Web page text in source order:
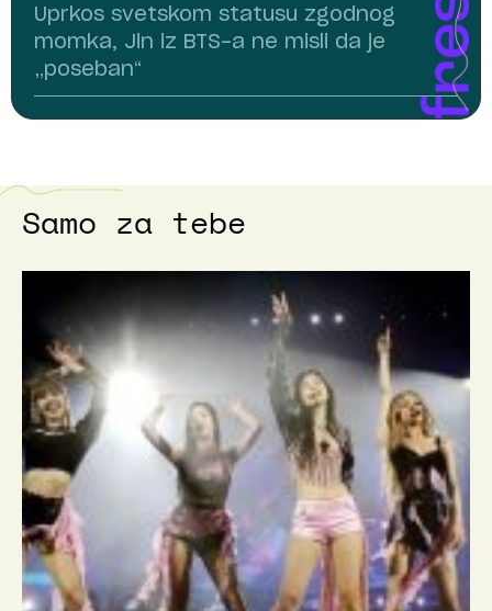
Uprkos svetskom statusu zgodnog
momka, Jin iz BTS-a ne misli da je
„poseban“
Samo za tebe